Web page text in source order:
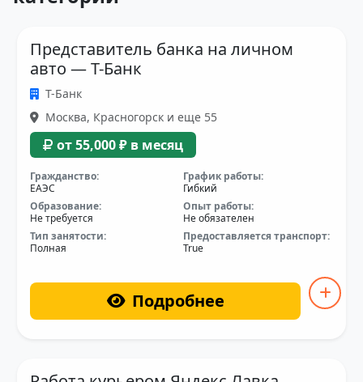
Представитель банка на личном
авто — Т-Банк
Т-Банк
Москва, Красногорск и еще 55
от 55,000 ₽ в месяц
Гражданство:
ЕАЭС
График работы:
Гибкий
Образование:
Не требуется
Опыт работы:
Не обязателен
Тип занятости:
Полная
Предоставляется транспорт:
True
Подробнее